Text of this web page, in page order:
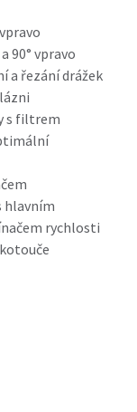
90° vpravo
a řezání drážek
s filtrem
hlavním
rychlosti